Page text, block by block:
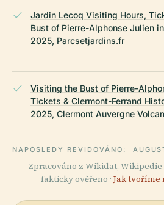
Jardin Lecoq Visiting Hours,
Bust of Pierre-Alphonse Julien
2025, Parcsetjardins.fr
Visiting the Bust of Pierre-
Tickets & Clermont-Ferrand
2025, Clermont Auvergne
NAPOSLEDY REVIDOVÁNO:
Zpracováno z Wikidat,
fakticky ověřeno · Jak tvoříme